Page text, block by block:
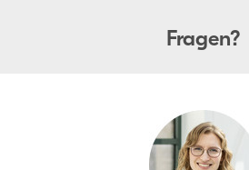
Fragen?